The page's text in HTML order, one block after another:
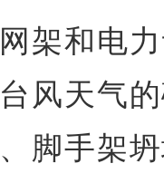
架和电
风天气
脚手架